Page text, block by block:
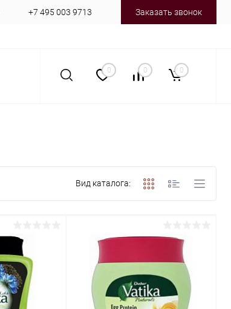
+7 495 003 9713 Заказать звонок
0 0 0
Вид каталога: